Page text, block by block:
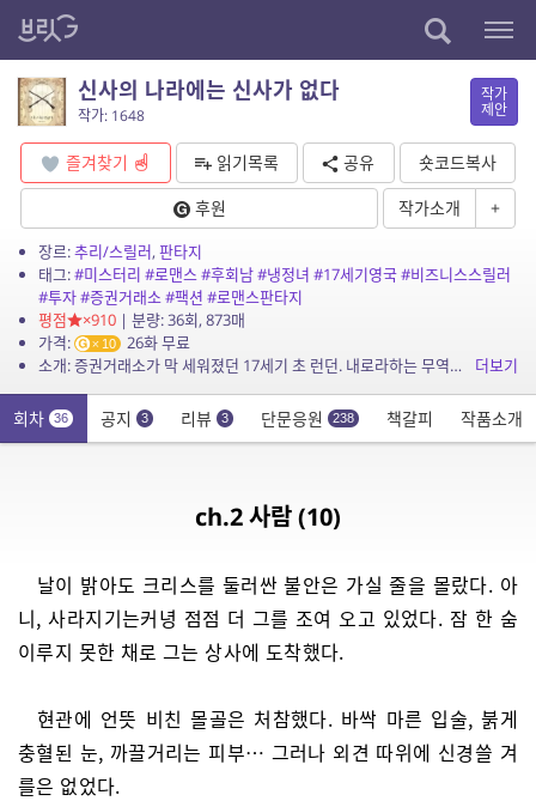
신사의 나라에는 신사가 없다
작가: 1648
작가
제안
즐겨찾기 읽기목록 공유
숏코드복사
후원
작가소개 +
장르:추리/스릴러,판타지
태그:#미스터리 #로맨스#후회남#냉정녀 #17세기영국#비즈니스스릴러
#투자#증권거래소#팩션 #로맨스판타지
평점
×910| 분량: 36회, 873매
가격:
10
26화 무료
소개: 증권거래소가 막 세워졌던 17세기 초 런던. 내로라하는 무역회사 ‘톰슨 앤 에피네 상사’의 공동대표 크리스 에피네에게, 투자계의 큰손으로 소문난 여인 수가 유혹하듯 접근한다. ...
더보기
회차 36 공지 3 리뷰 3 단문응원 238 책갈피 작품소개
ch.2 사람 (10)
날이 밝아도 크리스를 둘러싼 불안은 가실 줄을 몰랐다. 아
니, 사라지기는커녕 점점 더 그를 조여 오고 있었다. 잠 한 숨
이루지 못한 채로 그는 상사에 도착했다.
현관에 언뜻 비친 몰골은 처참했다. 바싹 마른 입술, 붉게
충혈된 눈, 까끌거리는 피부… 그러나 외견 따위에 신경쓸 겨
를은 없었다.